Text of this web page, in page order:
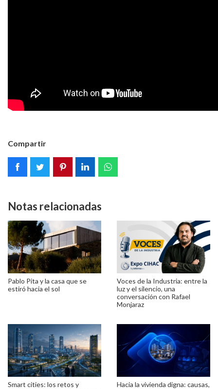
Compartir
Notas relacionadas
Pablo Pita y la casa que se
estiró hacia el sol
Voces de la Industria: entre la
luz y el silencio, una
conversación con Rafael
Monjaraz
Smart cities: los retos y
Hacia la vivienda digna: causas,